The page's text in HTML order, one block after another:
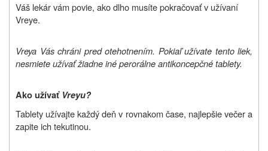
Váš lekár vám povie, ako dlho musíte pokračovať v užívaní
Vreye.
Vreya Vás chráni pred otehotnením. Pokiaľ užívate tento liek,
nesmiete užívať žiadne iné perorálne antikoncepčné tablety.
Ako užívať Vreyu?
Tablety užívajte každý deň v rovnakom čase, najlepšie večer a
zapite ich tekutinou.